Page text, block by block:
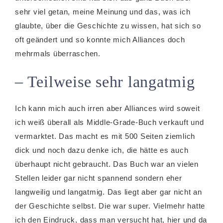
sehr viel getan, meine Meinung und das, was ich
glaubte, über die Geschichte zu wissen, hat sich so
oft geändert und so konnte mich Alliances doch
mehrmals überraschen.
– Teilweise sehr langatmig
Ich kann mich auch irren aber Alliances wird soweit
ich weiß überall als Middle-Grade-Buch verkauft und
vermarktet. Das macht es mit 500 Seiten ziemlich
dick und noch dazu denke ich, die hätte es auch
überhaupt nicht gebraucht. Das Buch war an vielen
Stellen leider gar nicht spannend sondern eher
langweilig und langatmig. Das liegt aber gar nicht an
der Geschichte selbst. Die war super. Vielmehr hatte
ich den Eindruck, dass man versucht hat, hier und da